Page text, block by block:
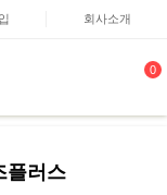
회사소개
0
플러스